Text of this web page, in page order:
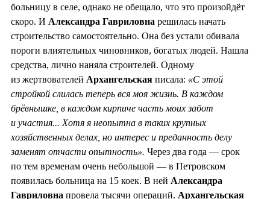
больницу в селе, однако не обещало, что это произойдёт
скоро. И Александра Гавриловна решилась начать
строительство самостоятельно. Она без устали обивала
пороги влиятельных чиновников, богатых людей. Нашла
средства, лично наняла строителей. Одному
из жертвователей Архангельская писала: «С этой
стройкой слилась теперь вся моя жизнь. В каждом
брёвнышке, в каждом кирпиче часть моих забот
и участия... Хотя я неопытна в таких крупных
хозяйственных делах, но интерес и преданность делу
заменят отчасти опытность». Через два года — срок
по тем временам очень небольшой — в Петровском
появилась больница на 15 коек. В ней Александра
Гавриловна провела тысячи операций. Архангельская